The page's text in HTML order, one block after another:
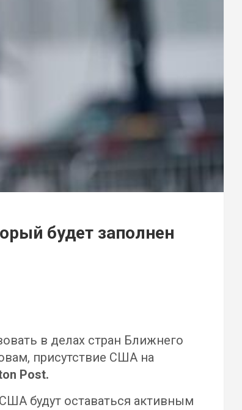
будет заполнен
в делах стран Ближнего
присутствие США на
Post.
будут оставаться активным